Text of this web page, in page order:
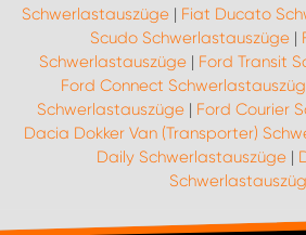
Schwerlastauszüge | Fiat Ducato
Scudo Schwerlastauszüge |
Schwerlastauszüge | Ford Transit
Ford Connect
Schwerlastauszüge | Ford Courier
Dacia Dokker Van (Transporter)
Daily Schwerlastauszüge|